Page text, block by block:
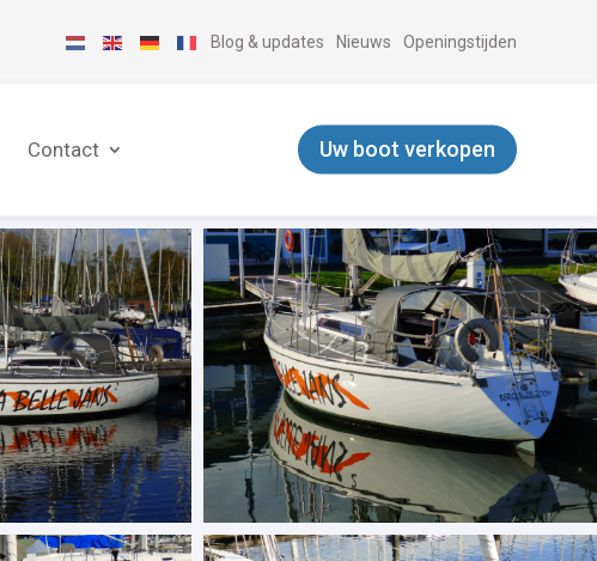
Blog & updates Nieuws Openingstijden
Contact Uw boot verkopen